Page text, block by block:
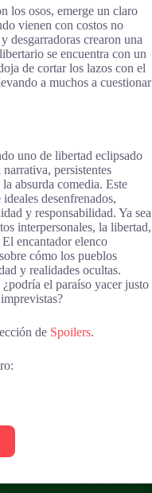
los osos, emerge un claro
vienen con costos no
desgarradoras crearon una
se encuentra con un
de cortar los lazos con el
a muchos a cuestionar
uno de libertad eclipsado
persistentes
absurda comedia. Este
desenfrenados,
y responsabilidad. Ya sea
interpersonales, la libertad,
encantador elenco
cómo los pueblos
y realidades ocultas.
el paraíso yacer justo
de Spoilers.